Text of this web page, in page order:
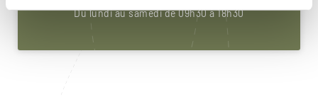
Du lundi au samedi de 09h30 à 18h30